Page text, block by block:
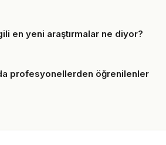
en yeni araştırmalar ne diyor?
profesyonellerden öğrenilenler